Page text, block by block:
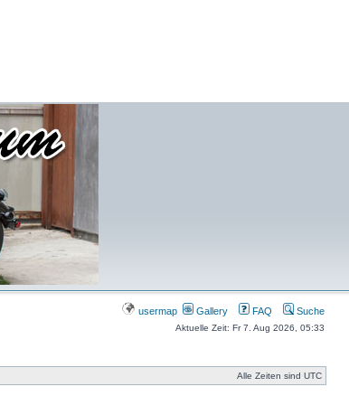
usermap Gallery FAQ Suche
Aktuelle Zeit: Fr 7. Aug 2026, 05:33
Alle Zeiten sind UTC